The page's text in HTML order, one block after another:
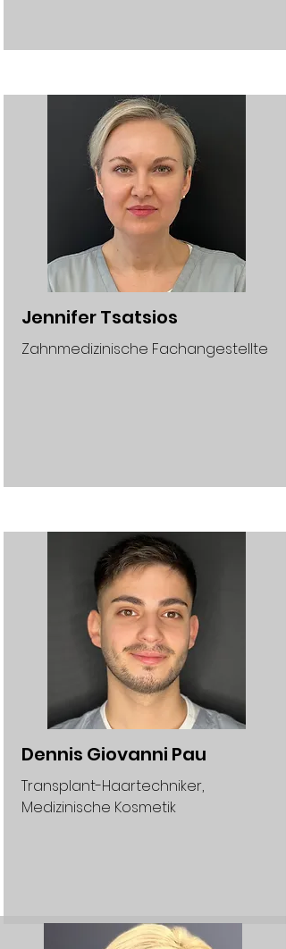
Jennifer Tsatsios
Zahnmedizinische Fachangestellte
Dennis Giovanni Pau
Transplant-Haartechniker,
Medizinische Kosmetik